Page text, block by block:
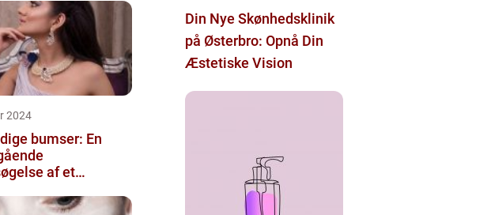
2024
bumser: En
af et
Din Nye Skønhedsklinik
på Østerbro: Opnå Din
Æstetiske Vision